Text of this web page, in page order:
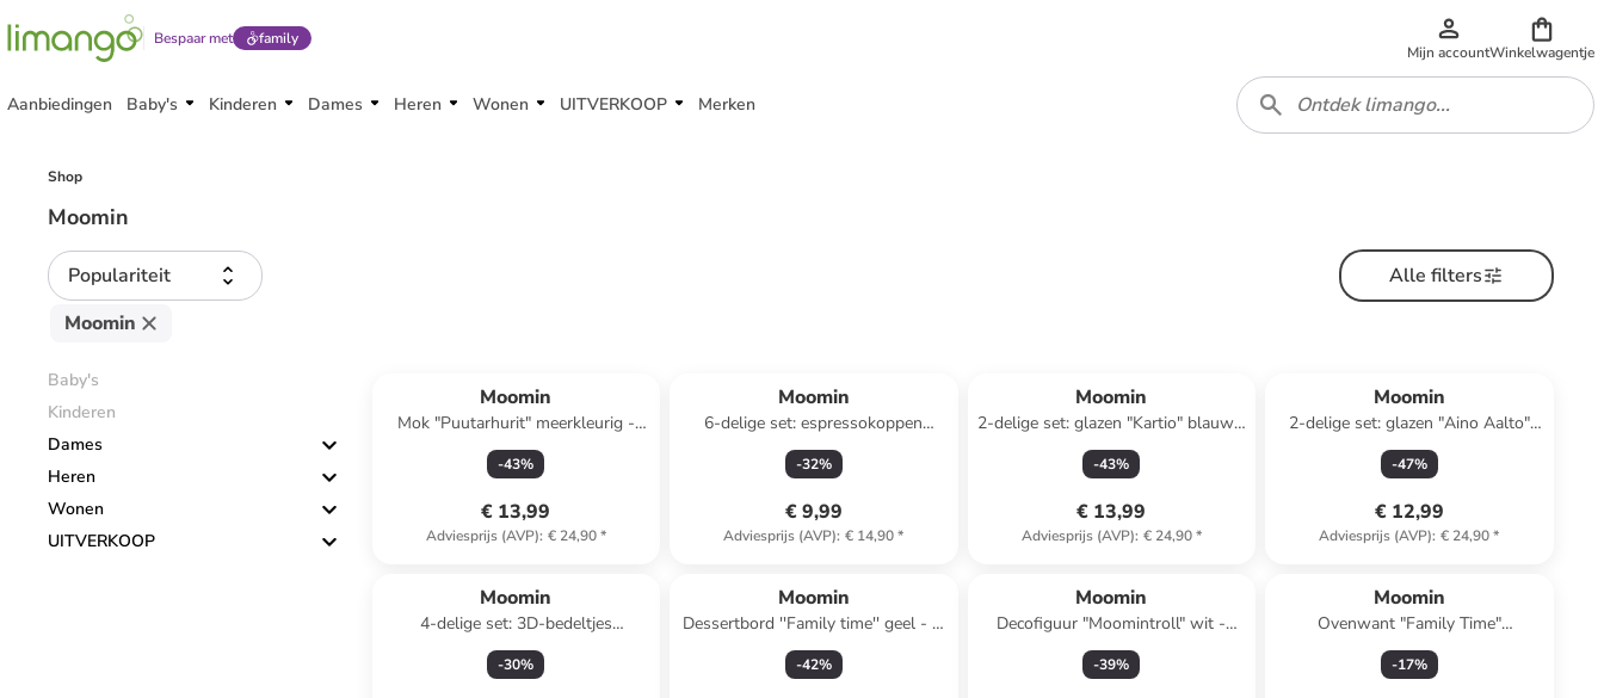
Bespaar met family
Mijn accountWinkelwagentje
Aanbiedingen Baby's Kinderen Dames Heren Wonen UITVERKOOP Merken
Shop
Moomin
Populariteit
Alle filters
Moomin
Baby's
Kinderen
Dames
Heren
Wonen
UITVERKOOP
Moomin
Mok "Puutarhurit" meerkleurig -
500 ml
-43%
€ 13,99
Adviesprijs (AVP): € 24,90*
Moomin
6-delige set: espressokoppen
"Swedish Grace - Winter"
meerkleurig/wit - 100 ml
-32%
€ 9,99
Adviesprijs (AVP): € 14,90*
Moomin
2-delige set: glazen "Kartio" blauw -
400 ml
-43%
€ 13,99
Adviesprijs (AVP): € 24,90*
Moomin
2-delige set: glazen "Aino Aalto"
blauw - 220 ml
-47%
€ 12,99
Adviesprijs (AVP): € 24,90*
Moomin
4-delige set: 3D-bedeltjes
''Moomin'' wit/geel - (L)2 cm
-30%
Moomin
Dessertbord ''Family time'' geel - Ø
19 cm
-42%
Moomin
Decofiguur "Moomintroll" wit -
(L)8,5 cm
-39%
Moomin
Ovenwant "Family Time"
lichtroze/geel - (B)15 x (H)34 cm
-17%